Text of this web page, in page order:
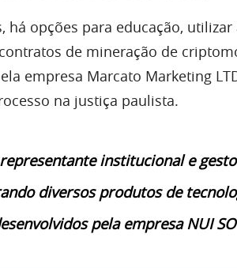
há opções para educação,
de mineração de
empresa Marcato Marketing
na justiça paulista.
institucional e
diversos produtos de
pela empresa NUI